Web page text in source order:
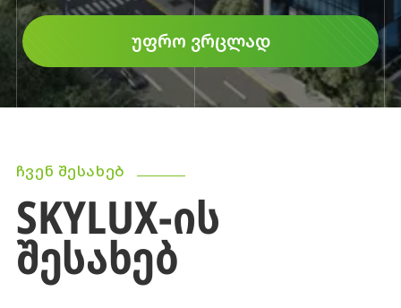
ᲣᲤᲠᲝ ᲕᲠᲪᲚᲐᲓ
ᲩᲕᲔᲜ ᲨᲔᲡᲐᲮᲔᲑ
SKYLUX-ᲘᲡ
ᲨᲔᲡᲐᲮᲔᲑ